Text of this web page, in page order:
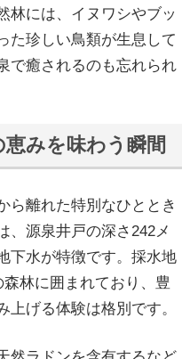
林には、イヌワシやブッ
た珍しい鳥類が生息して
で癒されるのも忘れられ
みを味わう瞬間
ら離れた特別なひととき
、源泉井戸の深さ242メ
下水が特徴です。採水地
林に囲まれており、豊
げる体験は格別です。